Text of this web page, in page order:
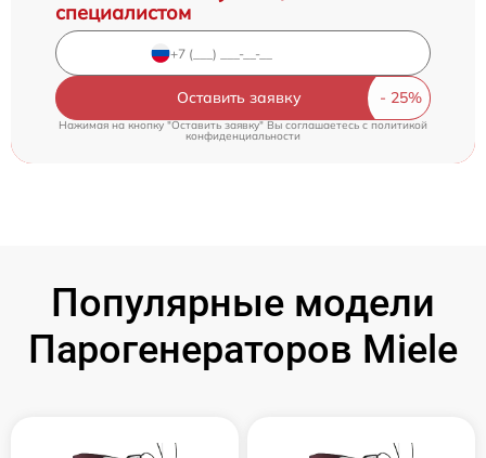
специалистом
Оставить заявку
Нажимая на кнопку "Оставить заявку" Вы соглашаетесь cполитикой
конфиденциальности
Популярные модели
Парогенераторов Miele